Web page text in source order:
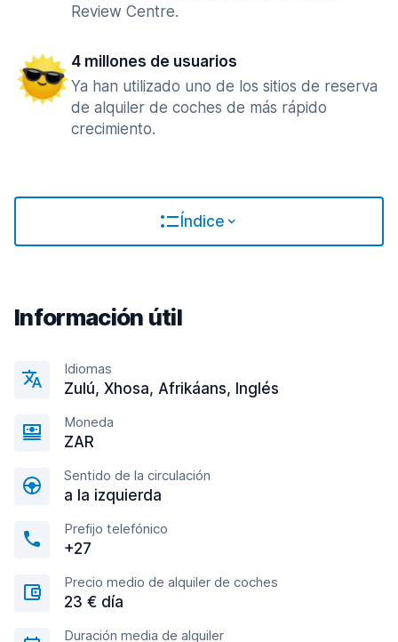
Review Centre.
4 millones de usuarios
Ya han utilizado uno de los sitios de reserva
de alquiler de coches de más rápido
crecimiento.
Índice
Información útil
Idiomas
Zulú, Xhosa, Afrikáans, Inglés
Moneda
ZAR
Sentido de la circulación
a la izquierda
Prefijo telefónico
+27
Precio medio de alquiler de coches
23 € día
Duración media de alquiler